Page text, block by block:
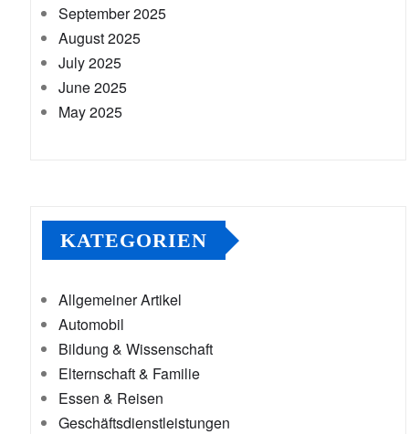
September 2025
August 2025
July 2025
June 2025
May 2025
KATEGORIEN
Allgemeiner Artikel
Automobil
Bildung & Wissenschaft
Elternschaft & Familie
Essen & Reisen
Geschäftsdienstleistungen